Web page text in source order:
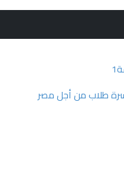
طلاب من أجل مصر